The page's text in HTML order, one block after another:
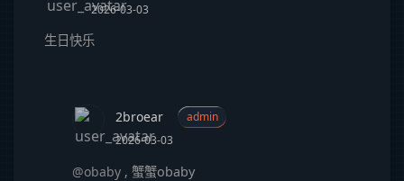
2026-03-03
生日快乐
2broear
admin
2026-03-03
@obaby , 蟹蟹obaby